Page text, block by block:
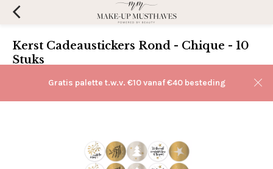
Gratis palette t.w.v. €10 vanaf €40 besteding
Kerst Cadeaustickers Rond - Chique - 10
Stuks